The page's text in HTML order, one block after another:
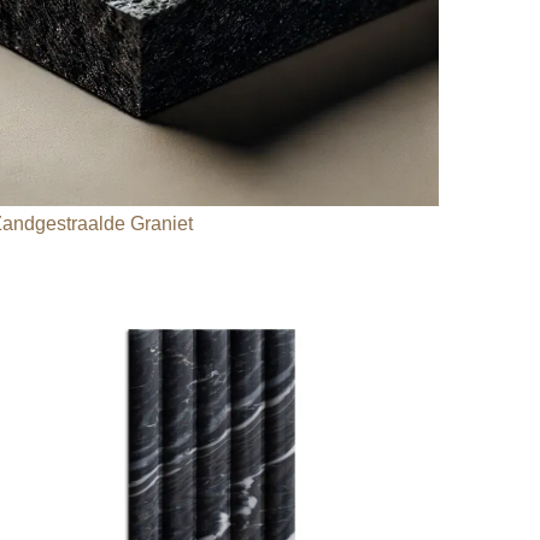
Graniet